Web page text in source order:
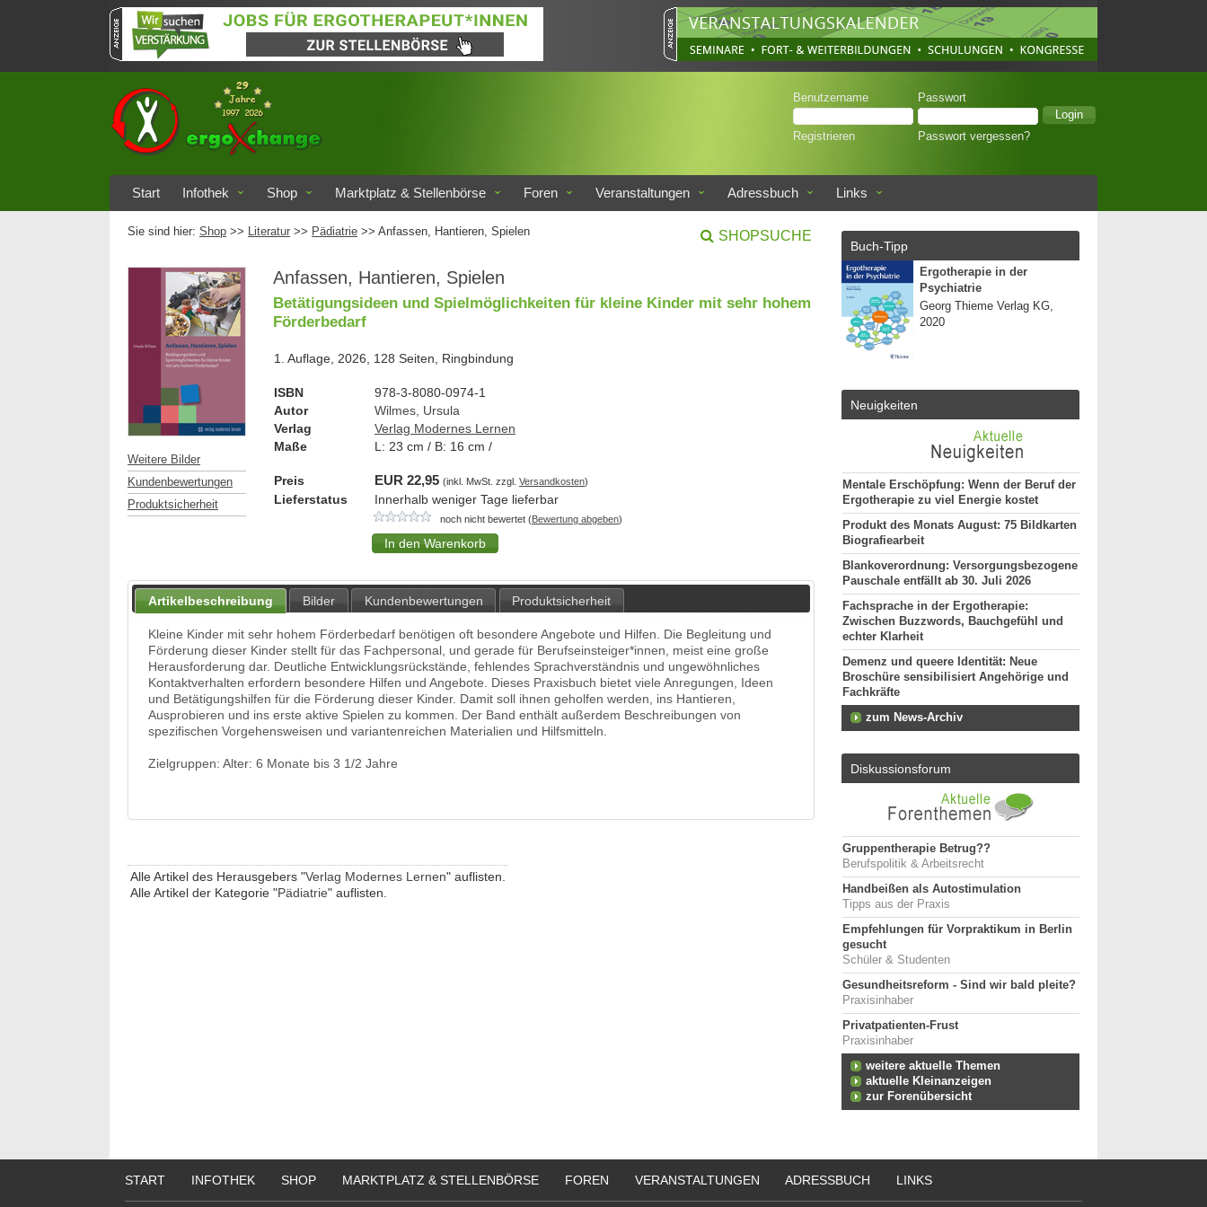
Benutzername Passwort
Registrieren Passwort vergessen?
Start Infothek Shop Marktplatz & Stellenbörse Foren Veranstaltungen Adressbuch Links
Sie sind hier: Shop >> Literatur >> Pädiatrie >> Anfassen, Hantieren, Spielen SHOPSUCHE
Weitere Bilder
Kundenbewertungen
Produktsicherheit
Anfassen, Hantieren, Spielen
Betätigungsideen und Spielmöglichkeiten für kleine Kinder mit sehr hohem
Förderbedarf
1. Auflage, 2026, 128 Seiten, Ringbindung
ISBN
978-3-8080-0974-1
Autor
Wilmes, Ursula
Verlag
Verlag Modernes Lernen
Maße
L: 23 cm / B: 16 cm /
Preis EUR 22,95 (inkl. MwSt. zzgl. Versandkosten)
Lieferstatus Innerhalb weniger Tage lieferbar
noch nicht bewertet (Bewertung abgeben)
Artikelbeschreibung Bilder Kundenbewertungen Produktsicherheit
Kleine Kinder mit sehr hohem Förderbedarf benötigen oft besondere Angebote und Hilfen. Die Begleitung und
Förderung dieser Kinder stellt für das Fachpersonal, und gerade für Berufseinsteiger*innen, meist eine große
Herausforderung dar. Deutliche Entwicklungsrückstände, fehlendes Sprachverständnis und ungewöhnliches
Kontaktverhalten erfordern besondere Hilfen und Angebote. Dieses Praxisbuch bietet viele Anregungen, Ideen
und Betätigungshilfen für die Förderung dieser Kinder. Damit soll ihnen geholfen werden, ins Hantieren,
Ausprobieren und ins erste aktive Spielen zu kommen. Der Band enthält außerdem Beschreibungen von
spezifischen Vorgehensweisen und variantenreichen Materialien und Hilfsmitteln.
Zielgruppen: Alter: 6 Monate bis 3 1/2 Jahre
Alle Artikel des Herausgebers "Verlag Modernes Lernen" auflisten.
Alle Artikel der Kategorie "Pädiatrie" auflisten.
Buch-Tipp
Ergotherapie in der
Psychiatrie
Georg Thieme Verlag KG,
2020
Neuigkeiten
Mentale Erschöpfung: Wenn der Beruf der
Ergotherapie zu viel Energie kostet
Produkt des Monats August: 75 Bildkarten
Biografiearbeit
Blankoverordnung: Versorgungsbezogene
Pauschale entfällt ab 30. Juli 2026
Fachsprache in der Ergotherapie:
Zwischen Buzzwords, Bauchgefühl und
echter Klarheit
Demenz und queere Identität: Neue
Broschüre sensibilisiert Angehörige und
Fachkräfte
zum News-Archiv
Diskussionsforum
Gruppentherapie Betrug??
Berufspolitik & Arbeitsrecht
Handbeißen als Autostimulation
Tipps aus der Praxis
Empfehlungen für Vorpraktikum in Berlin
gesucht
Schüler & Studenten
Gesundheitsreform - Sind wir bald pleite?
Praxisinhaber
Privatpatienten-Frust
Praxisinhaber
weitere aktuelle Themen
aktuelle Kleinanzeigen
zur Forenübersicht
START INFOTHEK SHOP MARKTPLATZ & STELLENBÖRSE FOREN VERANSTALTUNGEN ADRESSBUCH LINKS